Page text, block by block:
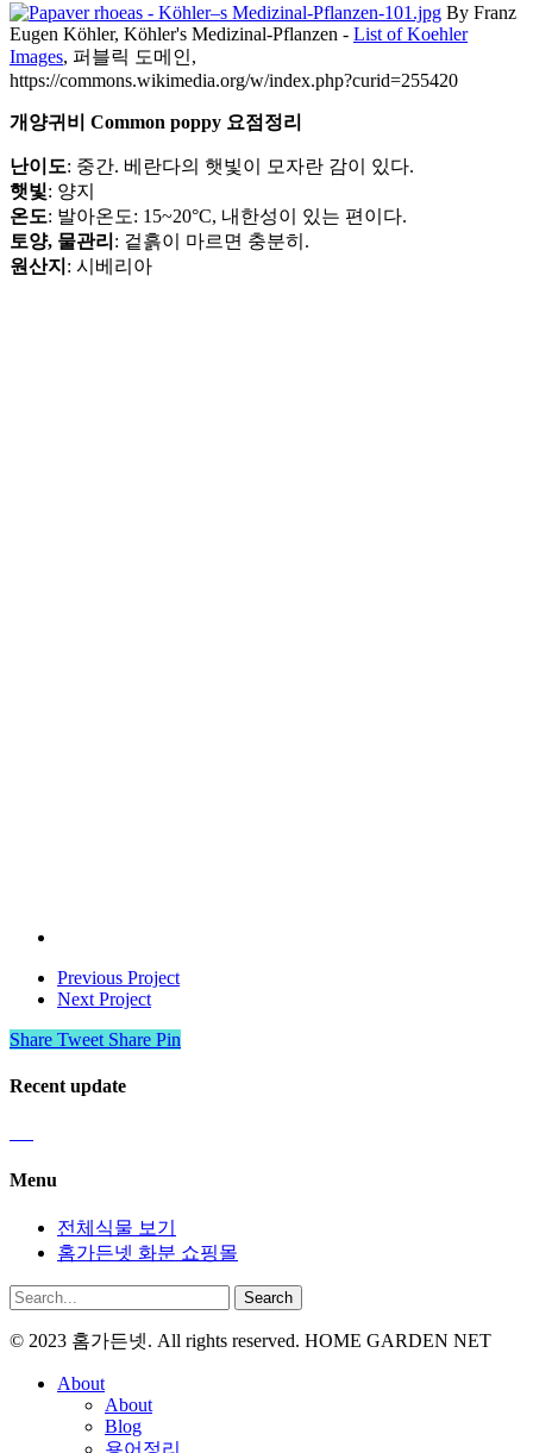
By Franz
Eugen Köhler, Köhler's Medizinal-Pflanzen - List of Koehler
Images, 퍼블릭 도메인,
https://commons.wikimedia.org/w/index.php?curid=255420
개양귀비 Common poppy 요점정리
난이도: 중간. 베란다의 햇빛이 모자란 감이 있다.
햇빛: 양지
온도: 발아온도: 15~20°C, 내한성이 있는 편이다.
토양, 물관리 : 겉흙이 마르면 충분히.
원산지 : 시베리아
Previous Project
Next Project
Share Tweet Share Pin
Recent update
Menu
전체식물 보기
홈가든넷 화분 쇼핑몰
Search
© 2023 홈가든넷. All rights reserved. HOME GARDEN NET
About
About
Blog
용어정리